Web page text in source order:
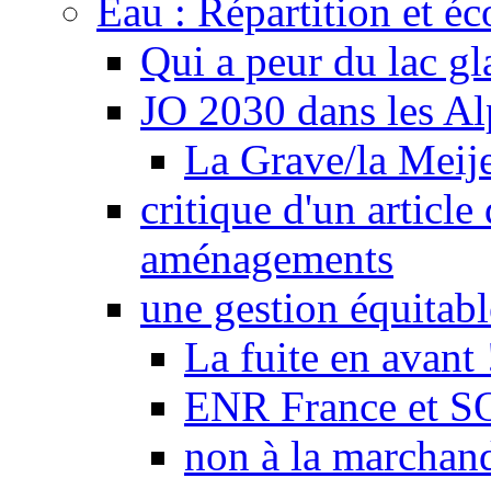
Eau : Répartition et
Qui a peur du lac
JO 2030 dans les
La Grave/la
critique d'un article
aménagements
une gestion
La fuite en avant
ENR France et
non à la